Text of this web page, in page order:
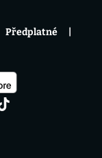
Předplatné